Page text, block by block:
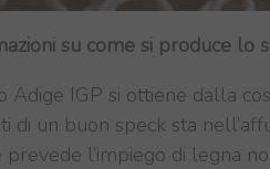
su come si produce lo
Adige IGP si ottiene dalla
di un buon speck sta
prevede l’impiego di legna